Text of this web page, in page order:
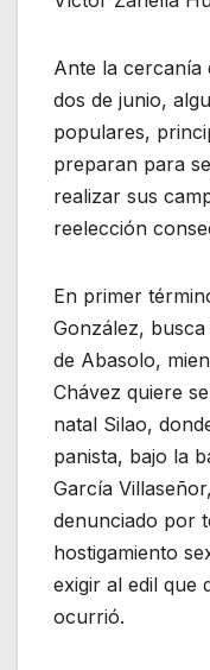
Ante la cercanía
dos de junio,
populares,
preparan para
realizar sus
reelección
En primer
González,
de Abasolo,
Chávez quiere
natal Silao,
panista, bajo la
García
denunciado por
hostigamiento
exigir al edil que
ocurrió.